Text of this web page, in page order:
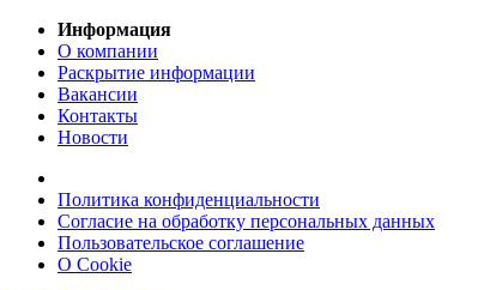
Информация
О компании
Раскрытие информации
Вакансии
Контакты
Новости
Политика конфиденциальности
Согласие на обработку персональных данных
Пользовательское соглашение
О Cookie